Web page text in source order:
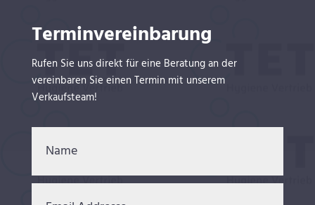
Terminvereinbarung
Rufen Sie uns direkt für eine Beratung an der
vereinbaren Sie einen Termin mit unserem
Verkaufsteam!